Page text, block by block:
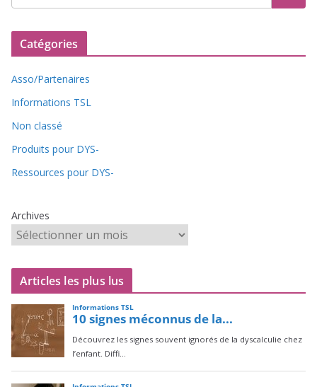
Catégories
Asso/Partenaires
Informations TSL
Non classé
Produits pour DYS-
Ressources pour DYS-
Archives
Articles les plus lus